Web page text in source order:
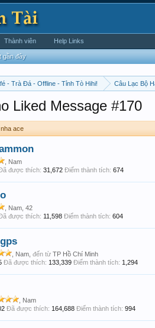
- Trà Đá - Offline - Tỉnh Tò Hihi! Câu Lạc Bộ
Liked Message #170
ace
, Nam
được thích: 31,672 Điểm thành tích: 674
, Nam, 42
được thích: 11,598 Điểm thành tích: 604
, Nam, đến từ TP Hồ Chí Minh
Đã được thích: 133,339 Điểm thành tích: 1,294
, Nam
Đã được thích: 164,688 Điểm thành tích: 994
gần đây
Thành viên Help Links